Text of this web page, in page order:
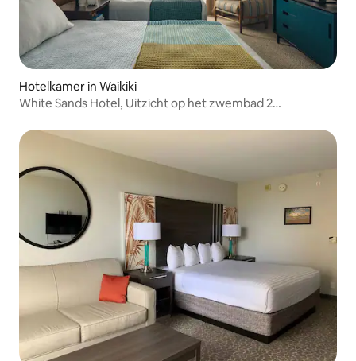
Hotelkamer in Waikiki
White Sands Hotel, Uitzicht op het zwembad 2